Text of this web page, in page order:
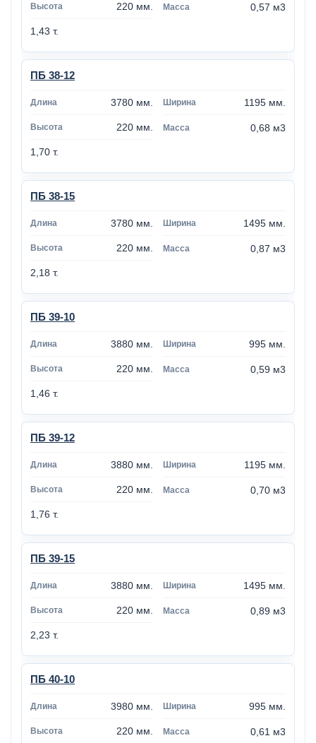
220 мм. 0,57 м3
1,43 т.
ПБ 38-12
3780 мм. 1195 мм.
220 мм. 0,68 м3
1,70 т.
ПБ 38-15
3780 мм. 1495 мм.
220 мм. 0,87 м3
2,18 т.
ПБ 39-10
3880 мм. 995 мм.
220 мм. 0,59 м3
1,46 т.
ПБ 39-12
3880 мм. 1195 мм.
220 мм. 0,70 м3
1,76 т.
ПБ 39-15
3880 мм. 1495 мм.
220 мм. 0,89 м3
2,23 т.
ПБ 40-10
3980 мм. 995 мм.
220 мм. 0,61 м3